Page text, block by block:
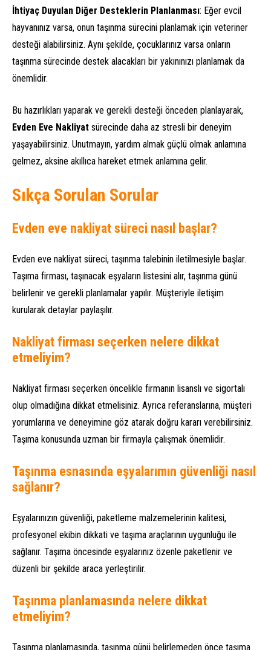
İhtiyaç Duyulan Diğer Desteklerin Planlanması: Eğer evcil
hayvanınız varsa, onun taşınma sürecini planlamak için veteriner
desteği alabilirsiniz. Aynı şekilde, çocuklarınız varsa onların
taşınma sürecinde destek alacakları bir yakınınızı planlamak da
önemlidir.
Bu hazırlıkları yaparak ve gerekli desteği önceden planlayarak,
Evden Eve Nakliyat sürecinde daha az stresli bir deneyim
yaşayabilirsiniz. Unutmayın, yardım almak güçlü olmak anlamına
gelmez, aksine akıllıca hareket etmek anlamına gelir.
Sıkça Sorulan Sorular
Evden eve nakliyat süreci nasıl başlar?
Evden eve nakliyat süreci, taşınma talebinin iletilmesiyle başlar.
Taşıma firması, taşınacak eşyaların listesini alır, taşınma günü
belirlenir ve gerekli planlamalar yapılır. Müşteriyle iletişim
kurularak detaylar paylaşılır.
Nakliyat firması seçerken nelere dikkat
etmeliyim?
Nakliyat firması seçerken öncelikle firmanın lisanslı ve sigortalı
olup olmadığına dikkat etmelisiniz. Ayrıca referanslarına, müşteri
yorumlarına ve deneyimine göz atarak doğru kararı verebilirsiniz.
Taşıma konusunda uzman bir firmayla çalışmak önemlidir.
Taşınma esnasında eşyalarımın güvenliği nasıl
sağlanır?
Eşyalarınızın güvenliği, paketleme malzemelerinin kalitesi,
profesyonel ekibin dikkati ve taşıma araçlarının uygunluğu ile
sağlanır. Taşıma öncesinde eşyalarınız özenle paketlenir ve
düzenli bir şekilde araca yerleştirilir.
Taşınma planlamasında nelere dikkat
etmeliyim?
Taşınma planlamasında, taşınma günü belirlemeden önce taşıma